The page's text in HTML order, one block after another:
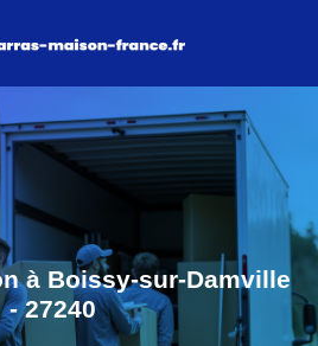
à Boissy-sur-Damville
- 27240